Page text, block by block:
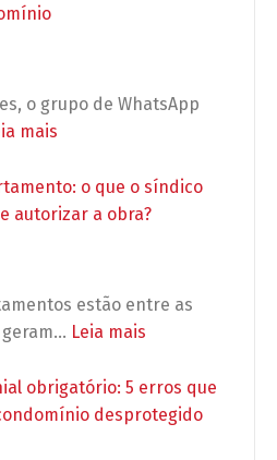
o grupo de WhatsApp
mais
para
as
Regras
para
propagandas
e
o que o síndico
autorizar a obra?
estão entre as
Leia mais
em
apartamento:
obrigatório: 5 erros que
desprotegido